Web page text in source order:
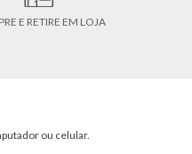
E RETIRE EM LOJA
ou celular.